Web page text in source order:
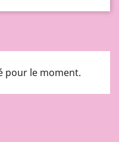
pour le moment.